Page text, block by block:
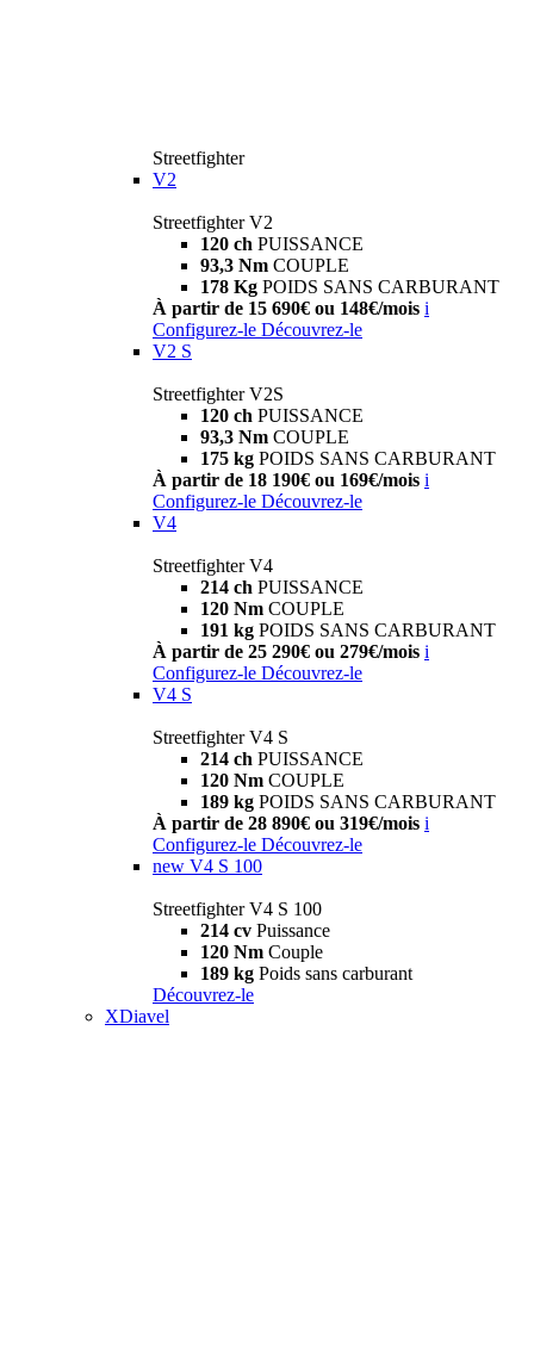
Streetfighter
V2
Streetfighter V2
120 ch PUISSANCE
93,3 Nm COUPLE
178 Kg POIDS SANS CARBURANT
À partir de 15 690€ ou 148€/mois i
Configurez-le Découvrez-le
V2 S
Streetfighter V2S
120 ch PUISSANCE
93,3 Nm COUPLE
175 kg POIDS SANS CARBURANT
À partir de 18 190€ ou 169€/mois i
Configurez-le Découvrez-le
V4
Streetfighter V4
214 ch PUISSANCE
120 Nm COUPLE
191 kg POIDS SANS CARBURANT
À partir de 25 290€ ou 279€/mois i
Configurez-le Découvrez-le
V4 S
Streetfighter V4 S
214 ch PUISSANCE
120 Nm COUPLE
189 kg POIDS SANS CARBURANT
À partir de 28 890€ ou 319€/mois i
Configurez-le Découvrez-le
new V4 S 100
Streetfighter V4 S 100
214 cv Puissance
120 Nm Couple
189 kg Poids sans carburant
Découvrez-le
XDiavel